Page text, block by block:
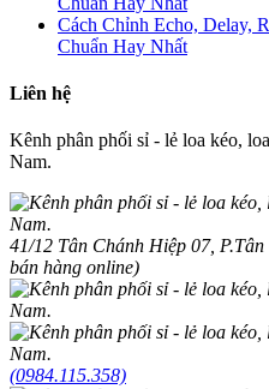
Cách Chỉnh Echo, Delay,
Chuẩn Hay Nhất
Liên hệ
Kênh phân phối sỉ - lẻ loa kéo,
Nam.
41/12 Tân Chánh Hiệp 07,
bán hàng online)
(0984.115.358)